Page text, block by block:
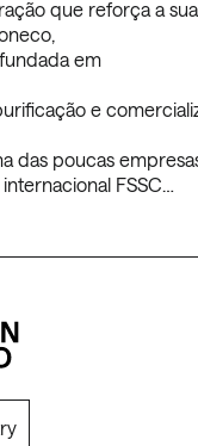
que reforça a
em
e
das poucas
FSSC…